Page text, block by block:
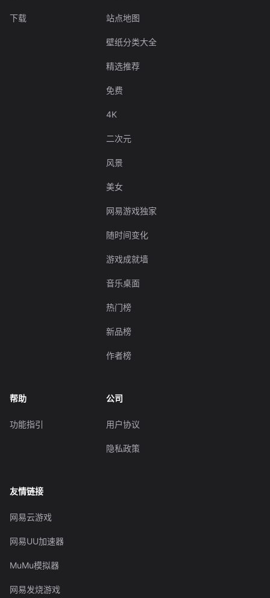
下载 站点地图
壁纸分类大全
精选推荐
免费
4K
二次元
风景
美女
网易游戏独家
随时间变化
游戏成就墙
音乐桌面
热门榜
新品榜
作者榜
帮助
功能指引
公司
用户协议
隐私政策
友情链接
网易云游戏
网易UU加速器
MuMu模拟器
网易发烧游戏